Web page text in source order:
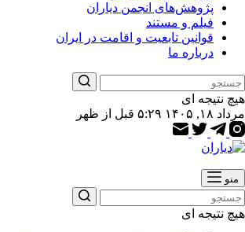
پژوهش‌های انجمن دیاران
فیلم و مستند
قوانین تابعیت و اقامت در ایران
درباره ما
هیچ نتیجه ای
مرداد ۱۸, ۱۴۰۵ ۵:۲۹ قبل از ظهر
منو
هیچ نتیجه ای